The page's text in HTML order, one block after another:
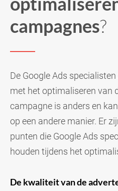
campagnes?
De Google Ads
met het optimaliseren van
campagne is anders en
op een andere manier. Er
punten die Google Ads
houden tijdens het
De kwaliteit van de